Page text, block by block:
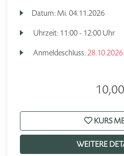
Datum: Mi. 04.11.2026
Uhrzeit: 11:00 - 12:00 Uhr
Anmeldeschluss:28.10.2026
KURS
WEITERE